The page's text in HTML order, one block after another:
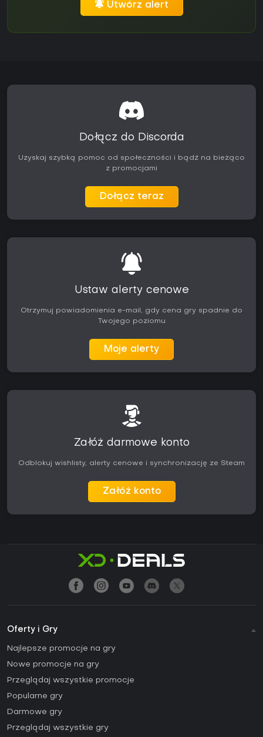
Utwórz alert
Dołącz do Discorda
Uzyskaj szybką pomoc od społeczności i bądź na bieżąco
z promocjami
Dołącz teraz
Ustaw alerty cenowe
Otrzymuj powiadomienia e-mail, gdy cena gry spadnie do
Twojego poziomu
Moje alerty
Załóż darmowe konto
Odblokuj wishlisty, alerty cenowe i synchronizację ze Steam
Załóż konto
Oferty i Gry
Najlepsze promocje na gry
Nowe promocje na gry
Przeglądaj wszystkie promocje
Popularne gry
Darmowe gry
Przeglądaj wszystkie gry